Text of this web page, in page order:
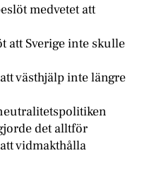
medvetet att
att Sverige inte skulle
västhjälp inte längre
det alltför
vidmakthålla